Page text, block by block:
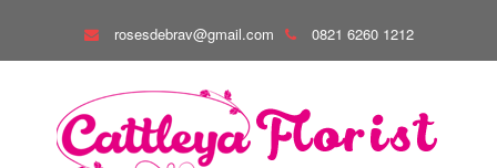
rosesdebrav@gmail.com 0821 6260 1212